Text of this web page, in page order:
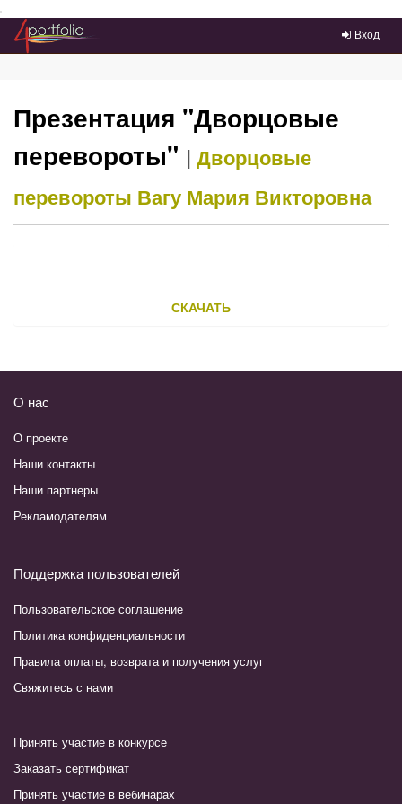
Преейти на главное меню
Вход
Презентация "Дворцовые
перевороты" | Дворцовые
перевороты Вагу Мария Викторовна
СКАЧАТЬ
О нас
О проекте
Наши контакты
Наши партнеры
Рекламодателям
Поддержка пользователей
Пользовательское соглашение
Политика конфиденциальности
Правила оплаты, возврата и получения услуг
Свяжитесь с нами
Принять участие в конкурсе
Заказать сертификат
Принять участие в вебинарах